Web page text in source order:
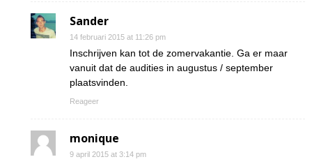
Sander
14 februari 2015 at 11:26 pm
Inschrijven kan tot de zomervakantie. Ga er maar
vanuit dat de audities in augustus / september
plaatsvinden.
Reageer
monique
9 april 2015 at 3:14 pm